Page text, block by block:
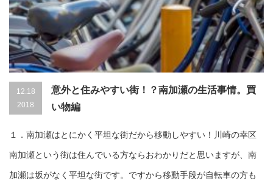
12.18
2018
意外と住みやすい街！？南加瀬の生活事情。買
い物編
１．南加瀬はとにかく平坦な街だから移動しやすい！川崎の幸区
南加瀬という街は住んでいる方ならおわかりだと思いますが、南
加瀬は坂がなく平坦な街です。ですから移動手段が自転車の方も